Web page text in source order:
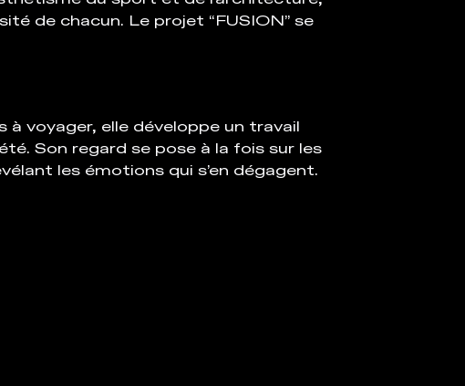
de chacun. Le projet “FUSION” se
voyager, elle développe un travail
Son regard se pose à la fois sur les
les émotions qui s’en dégagent.